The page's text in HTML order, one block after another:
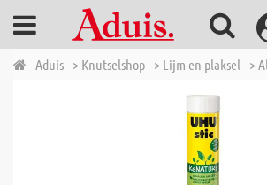
Aduis > Knutselshop > Lijm en plaksel >